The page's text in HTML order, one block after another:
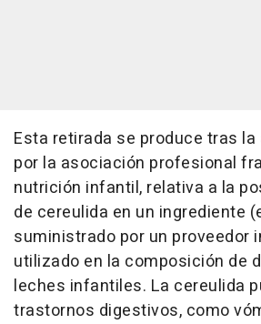
Esta retirada se produce tras
por la asociación profesional
nutrición infantil, relativa a la
de cereulida en un ingrediente
suministrado por un proveedor
utilizado en la composición de
leches infantiles. La cereulida
trastornos digestivos, como